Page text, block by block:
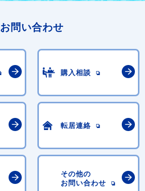
お問い合わせ
購入相談
転居連絡
その他の
お問い合わせ